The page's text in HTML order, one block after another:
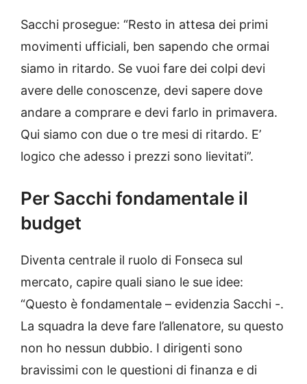
Sacchi prosegue: “Resto in attesa dei primi
movimenti ufficiali, ben sapendo che ormai
siamo in ritardo. Se vuoi fare dei colpi devi
avere delle conoscenze, devi sapere dove
andare a comprare e devi farlo in primavera.
Qui siamo con due o tre mesi di ritardo. E’
logico che adesso i prezzi sono lievitati”.
Per Sacchi fondamentale il
budget
Diventa centrale il ruolo di Fonseca sul
mercato, capire quali siano le sue idee:
“Questo è fondamentale – evidenzia Sacchi -.
La squadra la deve fare l’allenatore, su questo
non ho nessun dubbio. I dirigenti sono
bravissimi con le questioni di finanza e di